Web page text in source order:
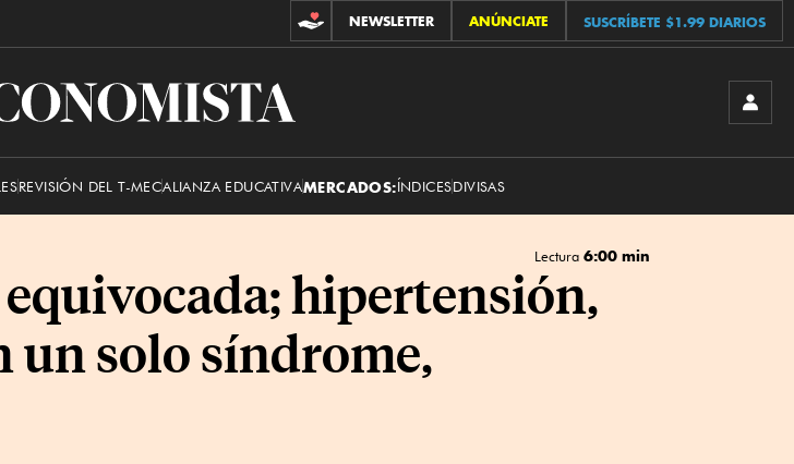
CONTRIBUCIONES
NEWSLETTER ANÚNCIATE SUSCRÍBETE $1.99 DIARIOS
El
REVISIÓN DEL T-MECALIANZA EDUCATIVAMERCADOS:ÍNDICESDIVISAS
Lectura 6:00 min
hipertensión,
un solo síndrome,